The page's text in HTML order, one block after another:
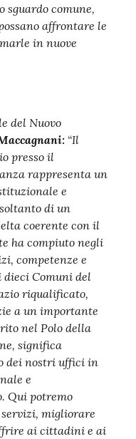
sguardo comune,
affrontare le
in nuove
del Nuovo
“Il
presso il
rappresenta un
e
di un
coerente con il
ha compiuto negli
competenze e
Comuni del
riqualificato,
a un importante
nel Polo della
significa
dei nostri uffici in
e
Qui potremo
migliorare
ai cittadini e ai